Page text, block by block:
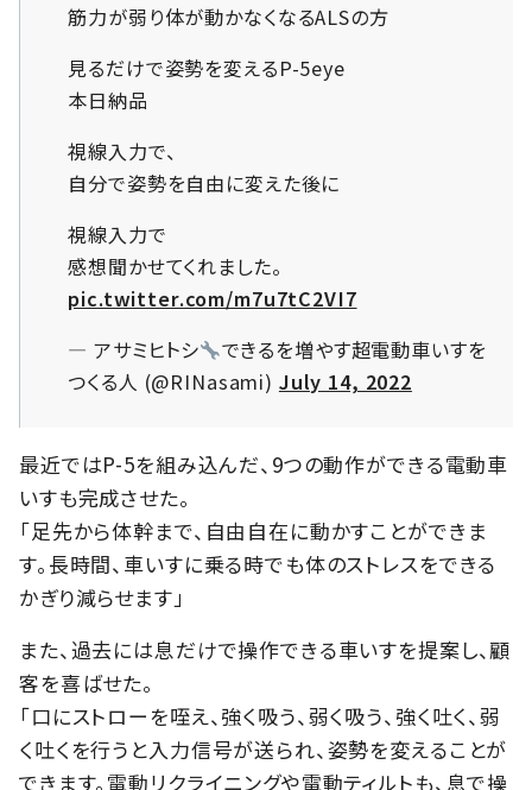
筋力が弱り体が動かなくなるALSの方
見るだけで姿勢を変えるP-5eye
本日納品
視線入力で、
自分で姿勢を自由に変えた後に
視線入力で
感想聞かせてくれました。
pic.twitter.com/m7u7tC2VI7
— アサミヒトシ
できるを増やす超電動車いすを
つくる人 (@RINasami) July 14, 2022
最近ではP-5を組み込んだ、9つの動作ができる電動車
いすも完成させた。
「足先から体幹まで、自由自在に動かすことができま
す。長時間、車いすに乗る時でも体のストレスをできる
かぎり減らせます」
また、過去には息だけで操作できる車いすを提案し、顧
客を喜ばせた。
「口にストローを咥え、強く吸う、弱く吸う、強く吐く、弱
く吐くを行うと入力信号が送られ、姿勢を変えることが
できます。電動リクライニングや電動ティルトも、息で操